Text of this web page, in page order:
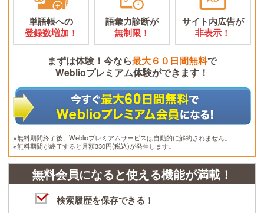
単語帳への
登録数増加！
語彙力診断が
無制限！
サイト内広告が
非表示！
まずは体験！今なら最大６０日間無料で
Weblioプレミアム体験ができます！
※無料期間終了後、Weblioプレミアムサービスは自動的に解約されません。
※無料期間が終了すると月額330円(税込)が発生します。
無料会員になると使える機能が満載！
検索履歴を保存できる！